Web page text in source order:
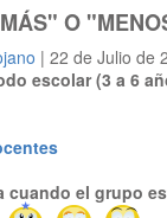
O
| 22 de Julio de
escolar (3 a 6
cuando el grupo